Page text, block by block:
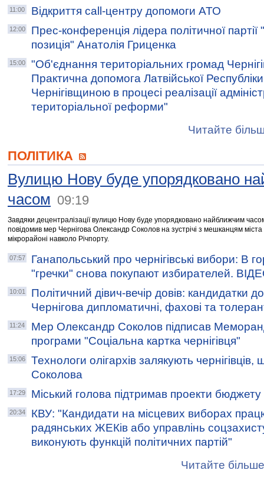
11:00 Відкриття call-центру допомоги АТО
12:00
Прес-конференція лідера політичної
позиція" Анатолія Гриценка
15:00
"Об'єднання територіальних громад
Практична допомога Латвійської
Чернігівщиною в процесі реалізації
територіальної реформи"
Читайте
ПОЛІТИКА
Вулицю Нову буде упорядковано
часом 09:19
Завдяки децентралізації вулицю Нову буде упорядковано найближчим
повідомив мер Чернігова Олександр Соколов на зустрічі з мешканцям міста
мікрорайоні навколо Річпорту.
07:57
Ганапольський про чернігівські вибори: В
"гречки" снова покупают избирателей.
10:01
Політичний дівич-вечір довів: кандидатки
Чернігова дипломатичні, фахові та
11:24
Мер Олександр Соколов підписав
програми "Соціальна картка чернігівця"
15:06
Технологи олігархів залякують
Соколова
17:29 Міський голова підтримав проекти бюджету
20:34
КВУ: "Кандидати на місцевих виборах
радянських ЖЕКів або управлінь
виконують функцій політичних партій"
Читайте